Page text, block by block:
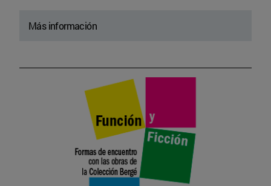
Más información